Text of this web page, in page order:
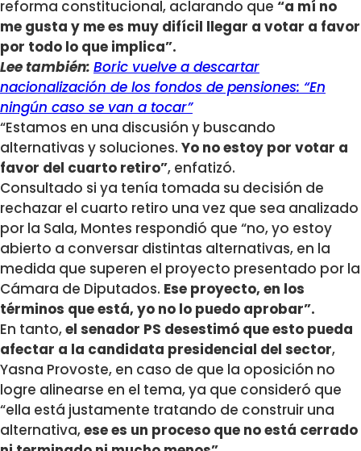
reforma constitucional, aclarando que “a mí no
me gusta y me es muy difícil llegar a votar a favor
por todo lo que implica”.
Lee también: Boric vuelve a descartar
nacionalización de los fondos de pensiones: “En
ningún caso se van a tocar”
“Estamos en una discusión y buscando
alternativas y soluciones. Yo no estoy por votar a
favor del cuarto retiro”, enfatizó.
Consultado si ya tenía tomada su decisión de
rechazar el cuarto retiro una vez que sea analizado
por la Sala, Montes respondió que “no, yo estoy
abierto a conversar distintas alternativas, en la
medida que superen el proyecto presentado por la
Cámara de Diputados. Ese proyecto, en los
términos que está, yo no lo puedo aprobar”.
En tanto,el senador PS desestimó que esto pueda
afectar a la candidata presidencial del sector,
Yasna Provoste, en caso de que la oposición no
logre alinearse en el tema, ya que consideró que
“ella está justamente tratando de construir una
alternativa,ese es un proceso que no está cerrado